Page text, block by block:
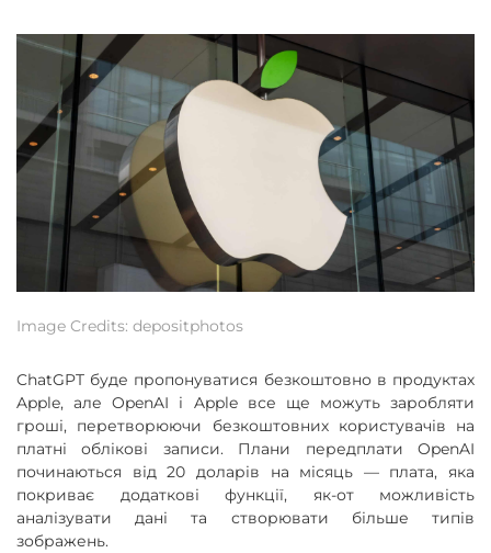
Image Credits: depositphotos
ChatGPT буде пропонуватися безкоштовно в продуктах
Apple, але OpenAI і Apple все ще можуть заробляти
гроші, перетворюючи безкоштовних користувачів на
платні облікові записи. Плани передплати OpenAI
починаються від 20 доларів на місяць — плата, яка
покриває додаткові функції, як-от можливість
аналізувати дані та створювати більше типів
зображень.